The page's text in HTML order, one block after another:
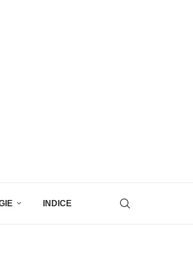
INDICE